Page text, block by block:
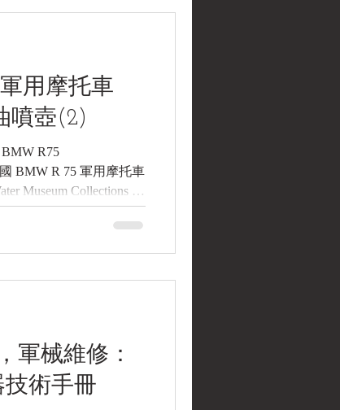
年（1944）法國戰區德
France 1944 —
1/6 Scale Fully
用摩托車
噴壺(2)
BMW R75
國 BMW R 75 軍用摩托車
Museum Collections |
戰，德國 BMW R 75
英文名稱： WWII
Museum) 2. 藏品說明
軍械維修：
術手冊